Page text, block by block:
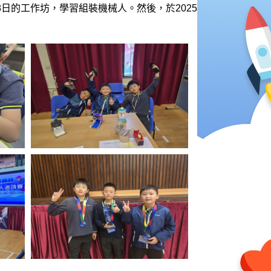
的工作坊，學習組裝機械人。然後，於2025